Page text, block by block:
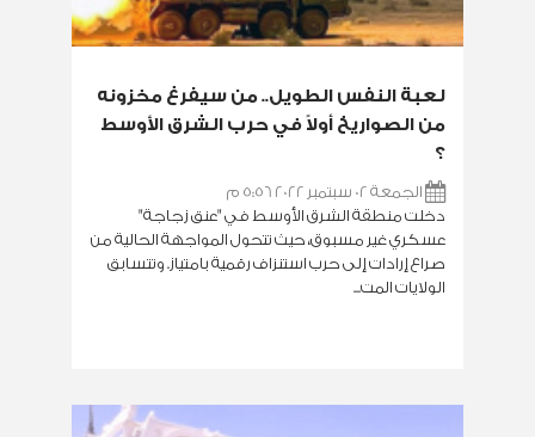
لعبة النفس الطويل.. من سيفرغ مخزونه
من الصواريخ أولاً في حرب الشرق الأوسط
؟
الجمعة 02 سبتمبر 2022 5:56 م
دخلت منطقة الشرق الأوسط في "عنق زجاجة"
عسكري غير مسبوق، حيث تتحول المواجهة الحالية من
صراع إرادات إلى حرب استنزاف رقمية بامتياز. وتتسابق
الولايات المت...